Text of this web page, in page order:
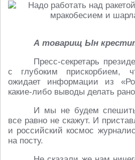
А товарищ Ын
Пресс-секретарь
с глубоким прискорбием,
ожидает информации из
какие-либо выводы делать
И мы не будем
все равно не скажут. И
и российский космос
на посту.